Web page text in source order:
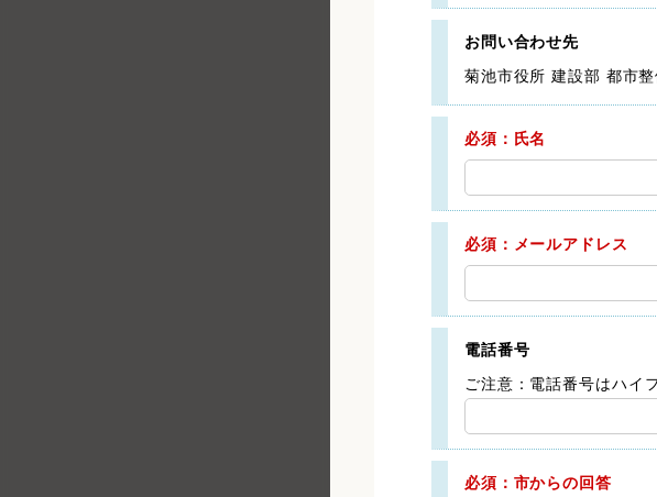
お問い合わせ先
菊池市役所 建設部 都市
必須：氏名
必須：メールアドレス
電話番号
ご注意：電話番号はハイ
必須：市からの回答